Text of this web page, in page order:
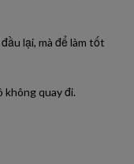
lại, mà để làm tốt
không quay đi.